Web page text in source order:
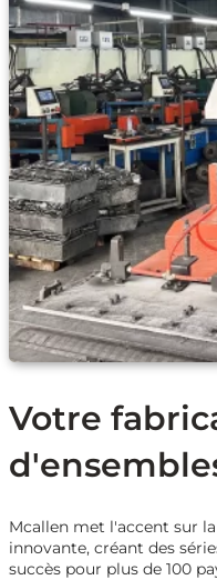
Votre
Mcallen met l'accent sur
innovante, créant des
succès pour plus de 100